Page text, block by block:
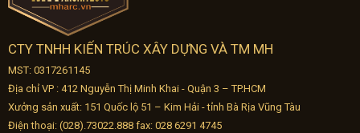
CTY TNHH KIẾN TRÚC XÂY DỰNG VÀ TM MH
MST: 0317261145
Địa chỉ VP : 412 Nguyễn Thị Minh Khai - Quận 3 – TP.HCM
Xưởng sản xuất: 151 Quốc lộ 51 – Kim Hải - tỉnh Bà Rịa Vũng Tàu
Điện thoại: (028).73022.888 fax: 028 6291 4745